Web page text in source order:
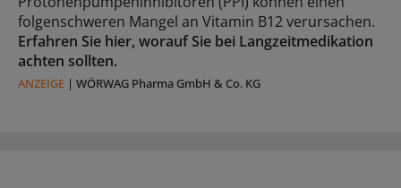
folgenschweren Mangel an Vitamin B12 verursachen.
Erfahren Sie hier, worauf Sie bei Langzeitmedikation
achten sollten.
ANZEIGE | WÖRWAG Pharma GmbH & Co. KG